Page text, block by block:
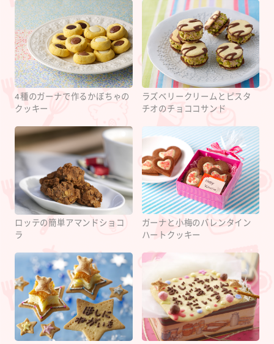
4種のガーナで作るかぼちゃの
クッキー
ラズベリークリームとピスタ
チオのチョココサンド
ロッテの簡単アマンドショコ
ラ
ガーナと小梅のバレンタイン
ハートクッキー